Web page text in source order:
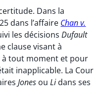
Dans la
dans l’affaire Chan v.
les décisionsDufault
clause visant à
tout moment et pour
inapplicable. La Cour
Jones ouLidans ses